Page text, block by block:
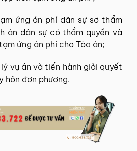
ứng án phí dân sự sơ thẩm
án dân sự có thẩm quyền và
ứng án phí cho Tòa án;
vụ án và tiến hành giải quyết
hôn đơn phương.